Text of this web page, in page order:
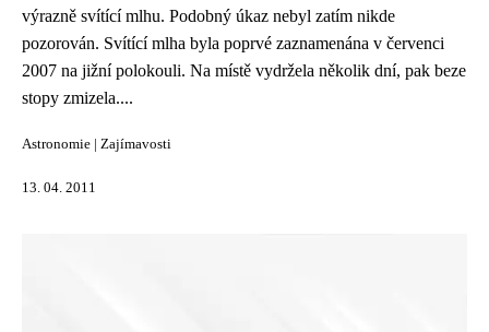
výrazně svítící mlhu. Podobný úkaz nebyl zatím nikde
pozorován. Svítící mlha byla poprvé zaznamenána v červenci
2007 na jižní polokouli. Na místě vydržela několik dní, pak beze
stopy zmizela....
Astronomie Zajímavosti
13. 04. 2011